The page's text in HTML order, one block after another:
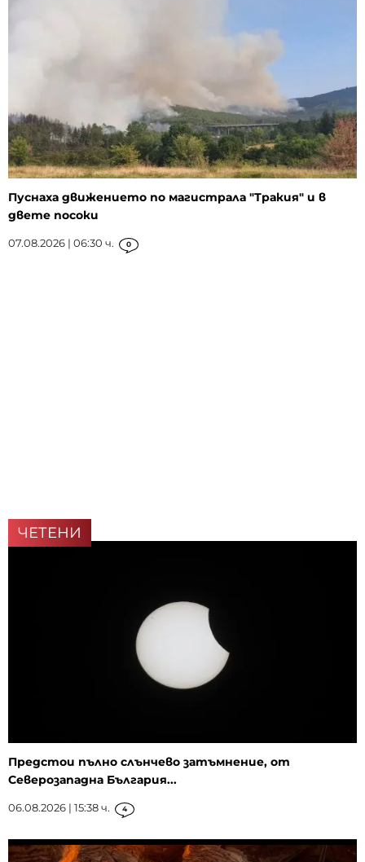
Пуснаха движението по магистрала "Тракия" и в
двете посоки
07.08.2026 | 06:30 ч. 0
ЧЕТЕНИ
Предстои пълно слънчево затъмнение, от
Северозападна България...
06.08.2026 | 15:38 ч. 4